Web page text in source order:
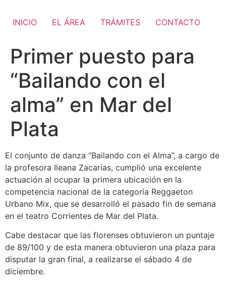
INICIO EL ÁREA TRÁMITES CONTACTO
Primer puesto para
“Bailando con el
alma” en Mar del
Plata
El conjunto de danza “Bailando con el Alma”, a cargo de
la profesora Ileana Zacarías, cumplió una excelente
actuación al ocupar la primera ubicación en la
competencia nacional de la categoría Reggaeton
Urbano Mix, que se desarrolló el pasado fin de semana
en el teatro Corrientes de Mar del Plata.
Cabe destacar que las florenses obtuvieron un puntaje
de 89/100 y de esta manera obtuvieron una plaza para
disputar la gran final, a realizarse el sábado 4 de
diciembre.